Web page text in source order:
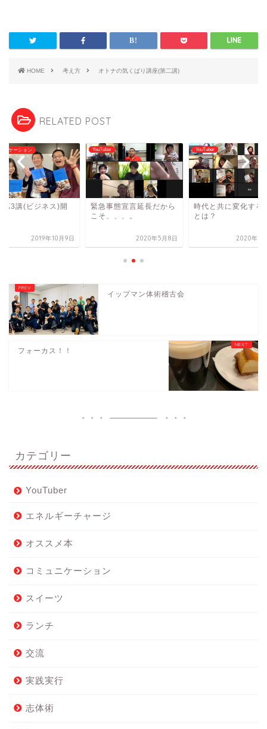
HOME 考え方 オトナの気くばり講座(第二講)
RELATED POST
ニケーション
第3講(ビジネス)開
2019年10月9日
YouTuber
緊急事態宣言延長だから
こそ、、、。
2020年5月8日
YouTuber
時代と共に変化する
とは？
2020年5
イップマン体術稽古会
フォーカス！！
カテゴリー
YouTuber
エネルギーチャージ
オススメ本
コミュニケーション
スイーツ
ランチ
交流
実践実行
志体術